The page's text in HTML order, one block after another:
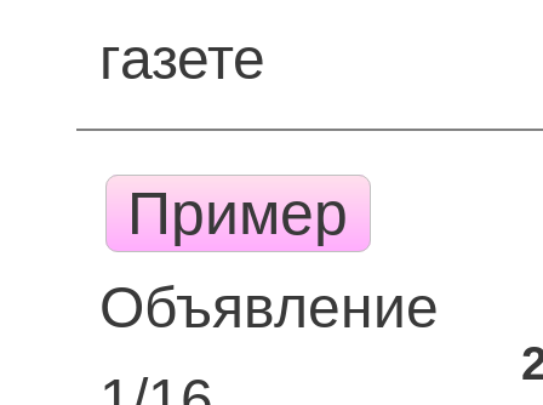
газете
Пример
Объявление